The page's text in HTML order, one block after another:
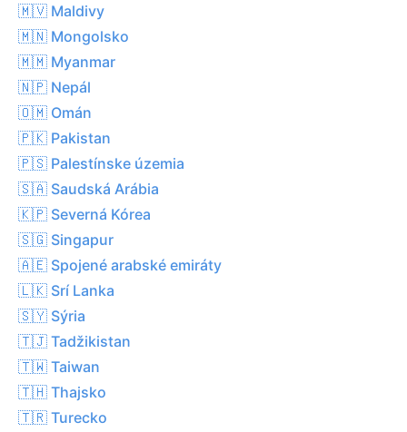
🇲🇻 Maldivy
🇲🇳 Mongolsko
🇲🇲 Myanmar
🇳🇵 Nepál
🇴🇲 Omán
🇵🇰 Pakistan
🇵🇸 Palestínske územia
🇸🇦 Saudská Arábia
🇰🇵 Severná Kórea
🇸🇬 Singapur
🇦🇪 Spojené arabské emiráty
🇱🇰 Srí Lanka
🇸🇾 Sýria
🇹🇯 Tadžikistan
🇹🇼 Taiwan
🇹🇭 Thajsko
🇹🇷 Turecko